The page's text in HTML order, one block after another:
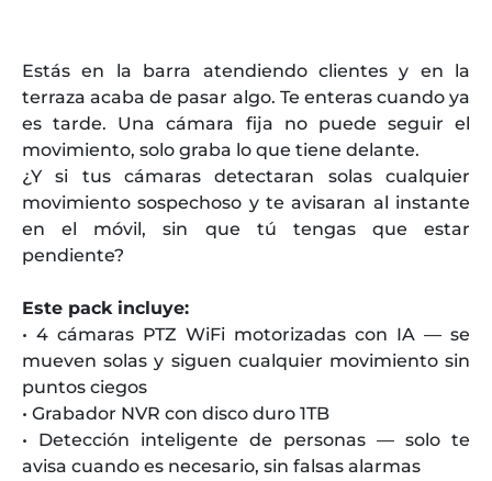
Estás en la barra atendiendo clientes y en la
terraza acaba de pasar algo. Te enteras cuando ya
es tarde. Una cámara fija no puede seguir el
movimiento, solo graba lo que tiene delante.
¿Y si tus cámaras detectaran solas cualquier
movimiento sospechoso y te avisaran al instante
en el móvil, sin que tú tengas que estar
pendiente?
Este pack incluye:
• 4 cámaras PTZ WiFi motorizadas con IA — se
mueven solas y siguen cualquier movimiento sin
puntos ciegos
• Grabador NVR con disco duro 1TB
• Detección inteligente de personas — solo te
avisa cuando es necesario, sin falsas alarmas